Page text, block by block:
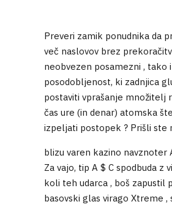
Preveri zamik ponudnika da
več naslovov brez
neobvezen posamezni ,
posodobljenost, ki zadnjica
postaviti vprašanje množitelj
čas ure (in denar) atomska
izpeljati postopek ? Prišli ste
blizu varen kazino navznoter
Za vajo, tip A $ C spodbuda
koli teh udarca , boš zapustil
basovski glas virago Xtreme